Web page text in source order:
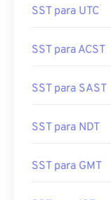
SST para UTC
SST para ACST
SST para SAST
SST para NDT
SST para GMT